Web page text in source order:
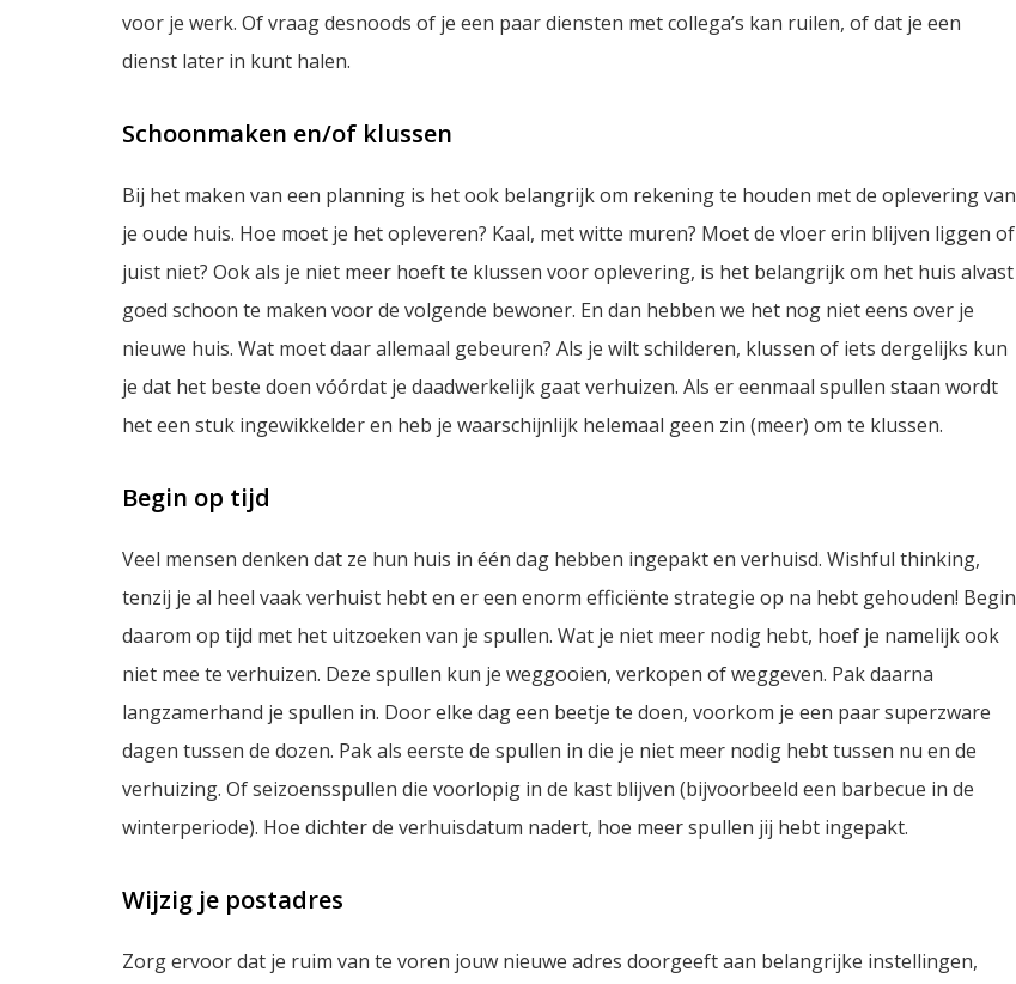
voor je werk. Of vraag desnoods of je een paar diensten met collega’s kan ruilen, of dat je een
dienst later in kunt halen.
Schoonmaken en/of klussen
Bij het maken van een planning is het ook belangrijk om rekening te houden met de oplevering van
je oude huis. Hoe moet je het opleveren? Kaal, met witte muren? Moet de vloer erin blijven liggen of
juist niet? Ook als je niet meer hoeft te klussen voor oplevering, is het belangrijk om het huis alvast
goed schoon te maken voor de volgende bewoner. En dan hebben we het nog niet eens over je
nieuwe huis. Wat moet daar allemaal gebeuren? Als je wilt schilderen, klussen of iets dergelijks kun
je dat het beste doen vóórdat je daadwerkelijk gaat verhuizen. Als er eenmaal spullen staan wordt
het een stuk ingewikkelder en heb je waarschijnlijk helemaal geen zin (meer) om te klussen.
Begin op tijd
Veel mensen denken dat ze hun huis in één dag hebben ingepakt en verhuisd. Wishful thinking,
tenzij je al heel vaak verhuist hebt en er een enorm efficiënte strategie op na hebt gehouden! Begin
daarom op tijd met het uitzoeken van je spullen. Wat je niet meer nodig hebt, hoef je namelijk ook
niet mee te verhuizen. Deze spullen kun je weggooien, verkopen of weggeven. Pak daarna
langzamerhand je spullen in. Door elke dag een beetje te doen, voorkom je een paar superzware
dagen tussen de dozen. Pak als eerste de spullen in die je niet meer nodig hebt tussen nu en de
verhuizing. Of seizoensspullen die voorlopig in de kast blijven (bijvoorbeeld een barbecue in de
winterperiode). Hoe dichter de verhuisdatum nadert, hoe meer spullen jij hebt ingepakt.
Wijzig je postadres
Zorg ervoor dat je ruim van te voren jouw nieuwe adres doorgeeft aan belangrijke instellingen,